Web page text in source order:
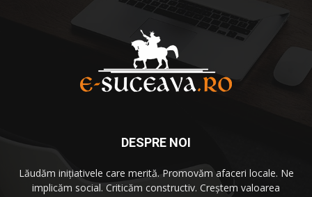
DESPRE NOI
Lăudăm iniţiativele care merită. Promovăm afaceri locale. Ne
implicăm social. Criticăm constructiv. Creştem valoarea